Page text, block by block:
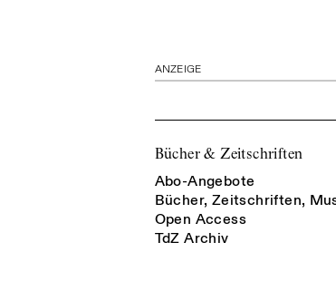
ANZEIGE
Bücher & Zeitschriften
Abo-Angebote
Bücher, Zeitschriften,
Open Access
TdZ Archiv